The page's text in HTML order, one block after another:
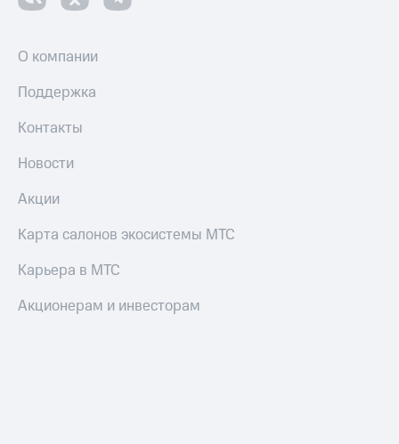
О компании
Поддержка
Контакты
Новости
Акции
Карта салонов экосистемы МТС
Карьера в МТС
Акционерам и инвесторам